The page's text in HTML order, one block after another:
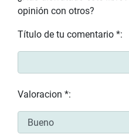
opinión con otros?
Título de tu comentario *:
Valoracion *: